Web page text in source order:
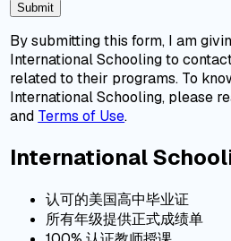
Submit
By submitting this form, I am
International Schooling to
related to their programs. To
International Schooling, please
and Terms of Use.
International
认可的美国高中毕业证
所有年级提供正式成绩单